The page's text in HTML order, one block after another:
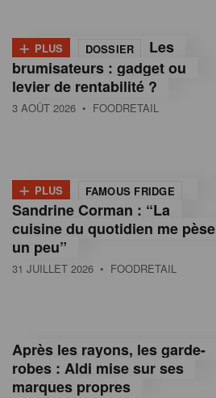
+ PLUS DOSSIER
Les
brumisateurs : gadget ou
levier de rentabilité ?
3 AOÛT 2026 • FOODRETAIL
+ PLUS FAMOUS FRIDGE
Sandrine Corman : “La
cuisine du quotidien me pèse
un peu”
31 JUILLET 2026 • FOODRETAIL
Après les rayons, les garde-
robes : Aldi mise sur ses
marques propres